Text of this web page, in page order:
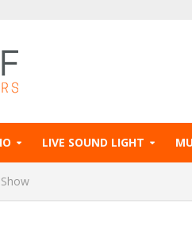
LIVE SOUND LIGHT